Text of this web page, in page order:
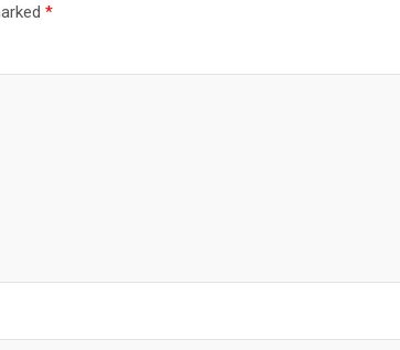
*